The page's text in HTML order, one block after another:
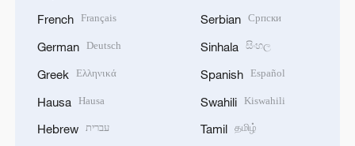
French Français
German Deutsch
Greek Ελληνικά
Hausa Hausa
Hebrew עברית
Serbian Српски
Sinhala සිංහල
Spanish Español
Swahili Kiswahili
Tamil தமிழ்